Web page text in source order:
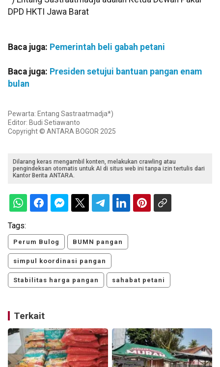
DPD HKTI Jawa Barat
Baca juga: Pemerintah beli gabah petani
Baca juga: Presiden setujui bantuan pangan enam
bulan
Pewarta: Entang Sastraatmadja*)
Editor: Budi Setiawanto
Copyright © ANTARA BOGOR 2025
Dilarang keras mengambil konten, melakukan crawling atau
pengindeksan otomatis untuk AI di situs web ini tanpa izin tertulis dari
Kantor Berita ANTARA.
Tags:
Perum Bulog BUMN pangan
simpul koordinasi pangan
Stabilitas harga pangan sahabat petani
Terkait